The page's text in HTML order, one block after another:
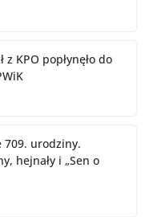
z KPO popłynęło do
urodziny.
hejnały i „Sen o